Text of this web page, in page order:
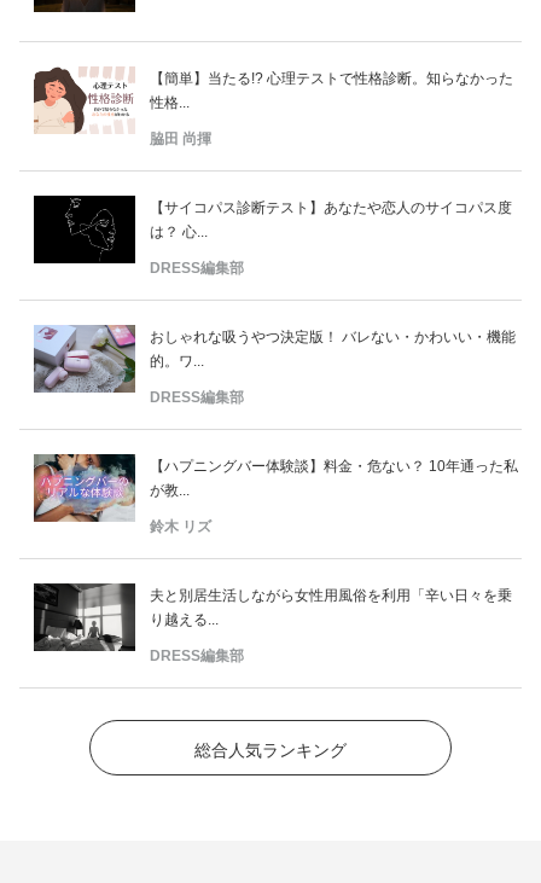
【簡単】当たる!? 心理テストで性格診断。知らなかった
性格...
脇田 尚揮
【サイコパス診断テスト】あなたや恋人のサイコパス度
は？ 心...
DRESS編集部
おしゃれな吸うやつ決定版！ バレない・かわいい・機能
的。ワ...
DRESS編集部
【ハプニングバー体験談】料金・危ない？ 10年通った私
が教...
鈴木 リズ
夫と別居生活しながら女性用風俗を利用「辛い日々を乗
り越える...
DRESS編集部
総合人気ランキング